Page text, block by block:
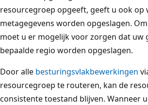
resourcegroep opgeeft, geeft u ook op
metagegevens worden opgeslagen.
moet u er mogelijk voor zorgen dat uw
bepaalde regio worden opgeslagen.
Door alle besturingsvlakbewerkingen
resourcegroep te routeren, kan de
consistente toestand blijven. Wanneer